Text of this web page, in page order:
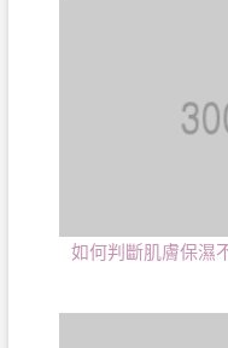
如何判斷肌膚保濕